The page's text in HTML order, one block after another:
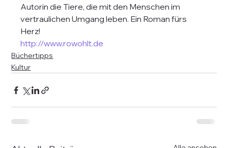
Autorin die Tiere, die mit den Menschen im
vertraulichen Umgang leben. Ein Roman fürs
Herz!
http://www.rowohlt.de
Büchertipps
Kultur